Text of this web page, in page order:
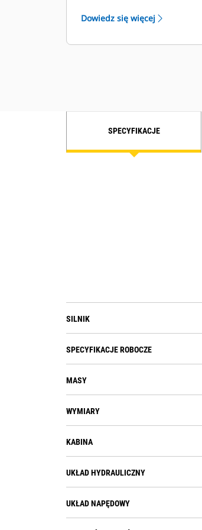
komfort pracy.
Dowiedz się więcej
SPECYFIKACJE
SILNIK
SPECYFIKACJE ROBOCZE
MASY
WYMIARY
KABINA
UKŁAD HYDRAULICZNY
UKŁAD NAPĘDOWY